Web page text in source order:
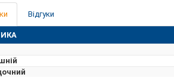
Відгуки